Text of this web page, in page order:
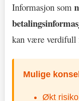
Informasjon som
kan være verdifull
Mulige
Økt